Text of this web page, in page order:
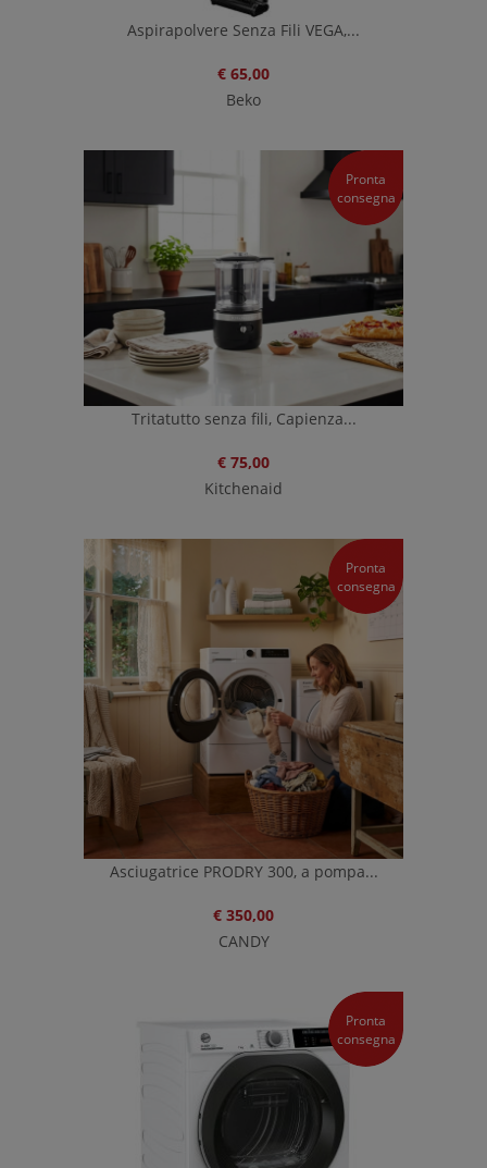
Aspirapolvere Senza Fili VEGA,...
€ 65,00
Beko
Pronta
consegna
Tritatutto senza fili, Capienza...
€ 75,00
Kitchenaid
Pronta
consegna
Asciugatrice PRODRY 300, a pompa...
€ 350,00
CANDY
Pronta
consegna